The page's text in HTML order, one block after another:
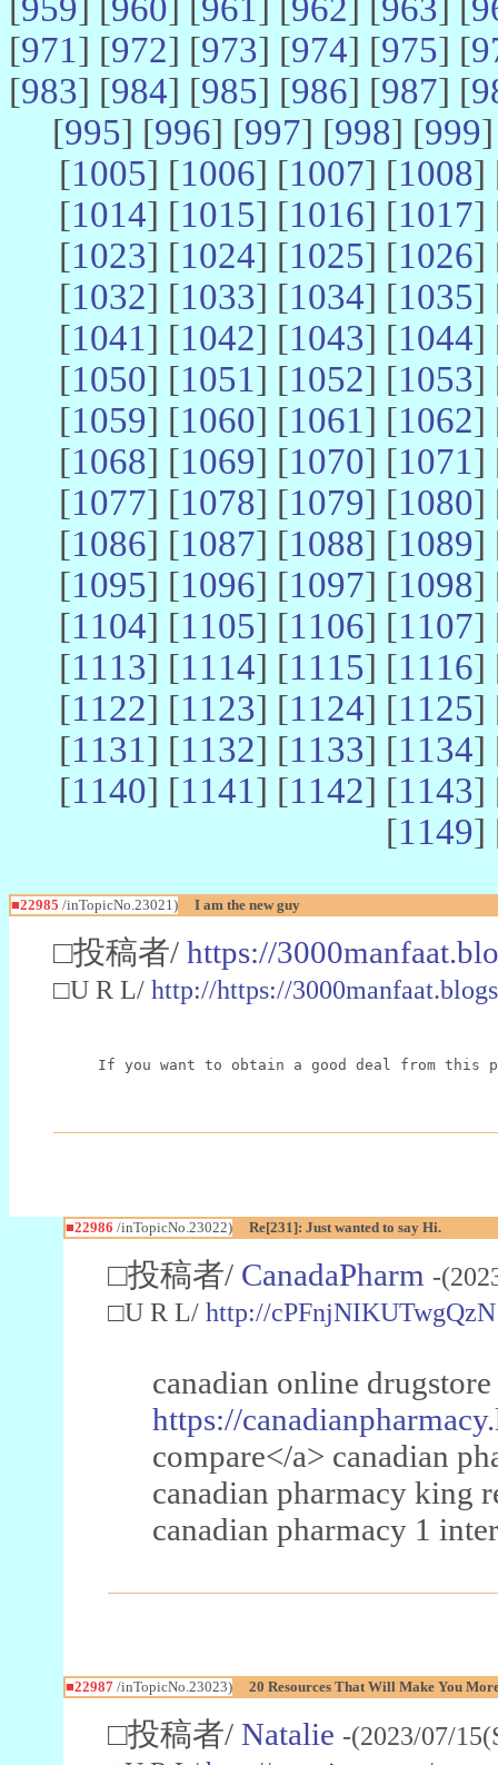
959 960 961 962 963
[971] [972] [973] [974] [975] [
[983] [984] [985] [986] [987] [
[995] [996] [997] [998] [999
[1005] [1006] [1007] [1008]
[1014] [1015] [1016] [1017]
[1023] [1024] [1025] [1026]
[1032] [1033] [1034] [1035]
[1041] [1042] [1043] [1044]
[1050] [1051] [1052] [1053]
[1059] [1060] [1061] [1062]
[1068] [1069] [1070] [1071]
[1077] [1078] [1079] [1080]
[1086] [1087] [1088] [1089]
[1095] [1096] [1097] [1098]
[1104] [1105] [1106] [1107]
[1113] [1114] [1115] [1116]
[1122] [1123] [1124] [1125]
[1131] [1132] [1133] [1134]
[1140] [1141] [1142] [1143]
[1149]
■22985 /inTopicNo.23021) I am the new guy
□投稿者/ https://
□U R L/ http://https://
If you want to obtain a good deal from this
■22986 /inTopicNo.23022) Re[231]: Just wanted to say Hi.
□投稿者/ CanadaPharm -
□U R L/ http://cPFnjNIKUTwgQzN
canadian online
https://
compare</a> canadian
canadian pharmacy king
canadian pharmacy 1
■22987/inTopicNo.23023) 20 Resources That Will Make You
□投稿者/ Natalie -(2023/07/